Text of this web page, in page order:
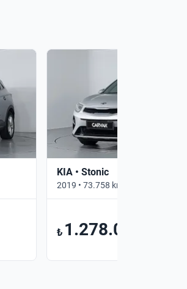
KIA • Stonic
2019 • 73.758 km • Otomatik
₺ 1.278.000